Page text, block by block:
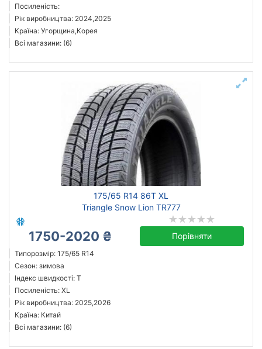
Посиленість:
Рік виробництва: 2024,2025
Країна: Угорщина,Корея
Всі магазини: (6)
175/65 R14 86T XL
Triangle Snow Lion TR777
1750-2020 ₴ Порівняти
Типорозмір: 175/65 R14
Сезон: зимова
Індекс швидкості: T
Посиленість: XL
Рік виробництва: 2025,2026
Країна: Китай
Всі магазини: (6)